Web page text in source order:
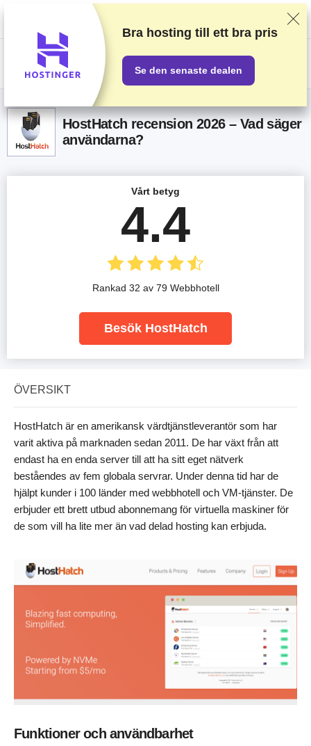
Vi rankar leverantörer baserat på rigorösa tester och efterforskning, men
vi lyssnar även på din feedback och våra kommersiella avtal med
leverantörer. Denna sida innehåller partnerlänkar.Annonseringsinformation
HostHatch recension 2026 – Vad säger
användarna?
Vårt betyg
4.4
Rankad 32 av 79 Webbhotell
Besök HostHatch
ÖVERSIKT
HostHatch är en amerikansk värdtjänstleverantör som har
varit aktiva på marknaden sedan 2011. De har växt från att
endast ha en enda server till att ha sitt eget nätverk
beståendes av fem globala servrar. Under denna tid har de
hjälpt kunder i 100 länder med webbhotell och VM-tjänster. De
erbjuder ett brett utbud abonnemang för virtuella maskiner för
de som vill ha lite mer än vad delad hosting kan erbjuda.
Funktioner och användbarhet
Bra hosting till ett bra pris
Se den senaste dealen